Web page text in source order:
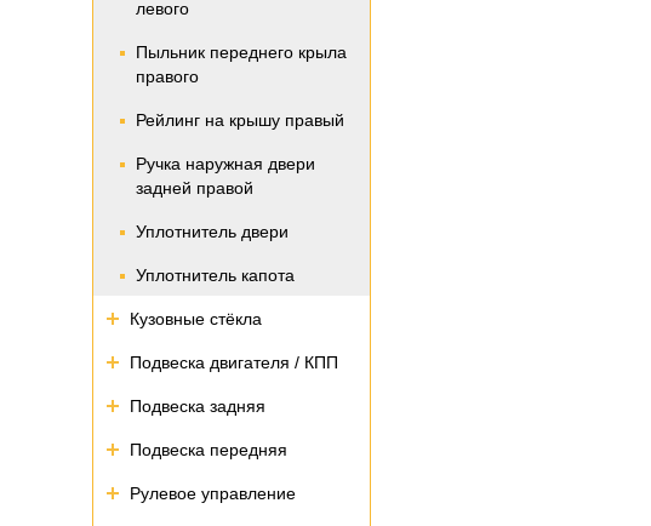
левого
Пыльник переднего крыла
правого
Рейлинг на крышу правый
Ручка наружная двери
задней правой
Уплотнитель двери
Уплотнитель капота
Кузовные стёкла
Подвеска двигателя / КПП
Подвеска задняя
Подвеска передняя
Рулевое управление